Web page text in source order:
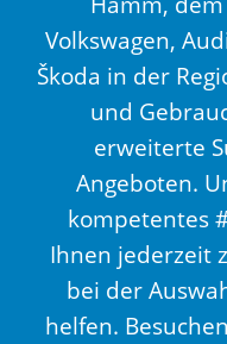
Volkswagen,
Škoda in der
und
erweiterte
Angeboten.
kompetentes
Ihnen jederzeit
bei der
helfen.